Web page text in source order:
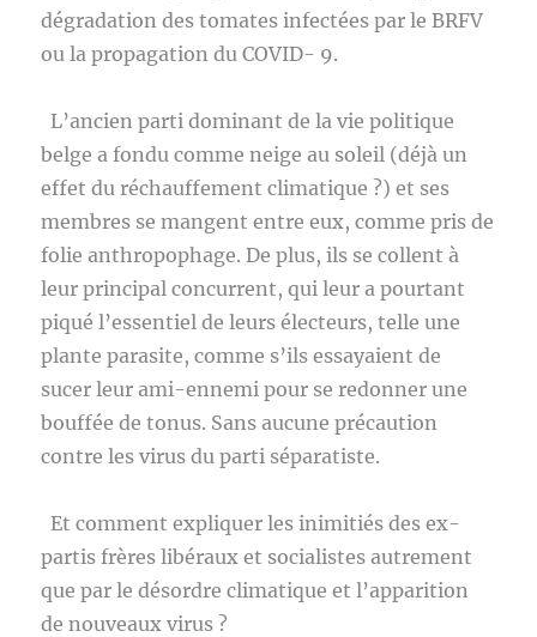
dégradation des tomates infectées par le BRFV
ou la propagation du COVID- 9.
L’ancien parti dominant de la vie politique
belge a fondu comme neige au soleil (déjà un
effet du réchauffement climatique ?) et ses
membres se mangent entre eux, comme pris de
folie anthropophage. De plus, ils se collent à
leur principal concurrent, qui leur a pourtant
piqué l’essentiel de leurs électeurs, telle une
plante parasite, comme s’ils essayaient de
sucer leur ami-ennemi pour se redonner une
bouffée de tonus. Sans aucune précaution
contre les virus du parti séparatiste.
Et comment expliquer les inimitiés des ex-
partis frères libéraux et socialistes autrement
que par le désordre climatique et l’apparition
de nouveaux virus ?